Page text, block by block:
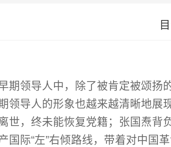
期领导人中，除了被肯定被颂
清晰地展现在世人面前。 陈独秀在与共产国际及其中
世，终未能恢复党籍；张国焘
国际“左”右倾路线，带着对中